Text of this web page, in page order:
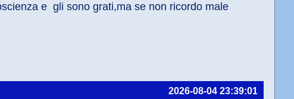
e  gli sono grati,ma se non ricordo male
2026-08-04 23:39:01